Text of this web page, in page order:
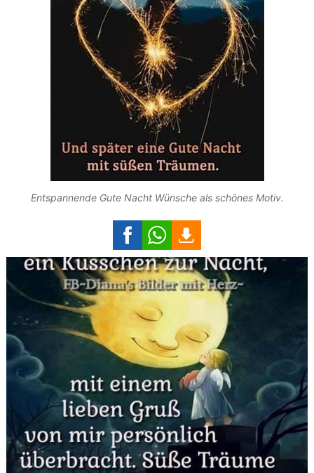
Entspannende Gute Nacht Wünsche als schönes Motiv.